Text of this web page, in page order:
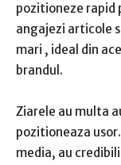
pozitioneze rapid
angajezi articole
mari , ideal din
brandul.
Ziarele au multa
pozitioneaza usor.
media, au